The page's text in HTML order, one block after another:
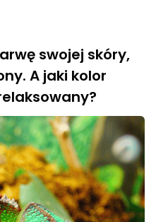
swojej skóry,
A jaki kolor